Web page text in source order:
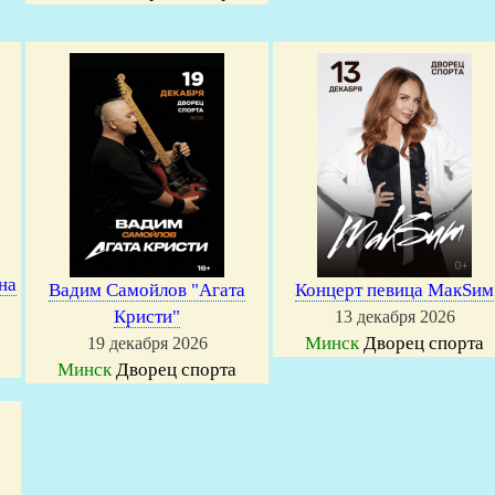
Вадим Самойлов "Агата
Кристи"
19 декабря 2026
МинскДворец спорта
Концерт певица МакSим
13 декабря 2026
МинскДворец спорта